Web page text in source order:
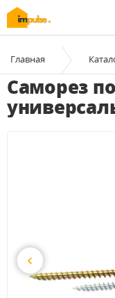
Главная
Саморез